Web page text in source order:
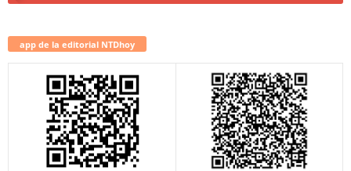
app de la editorial NTDhoy